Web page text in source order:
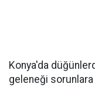
Konya'da
geleneği sorunlara